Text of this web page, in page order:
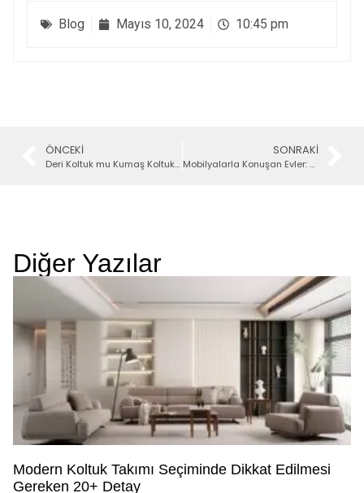
Blog Mayıs 10, 2024 10:45 pm
ÖNCEKI
Deri Koltuk mu Kumaş Koltuk mu Alınmalıdır?
SONRAKI
Mobilyalarla Konuşan Evler: Dekorasyon Fikirleri
Diğer Yazılar
Modern Koltuk Takımı Seçiminde Dikkat Edilmesi
Gereken 20+ Detay